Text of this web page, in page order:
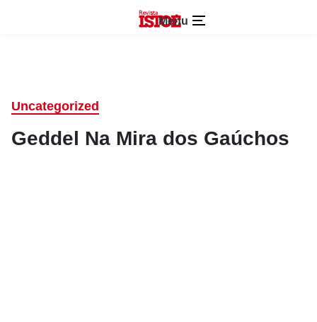
Menu
Uncategorized
Geddel Na Mira dos Gaúchos